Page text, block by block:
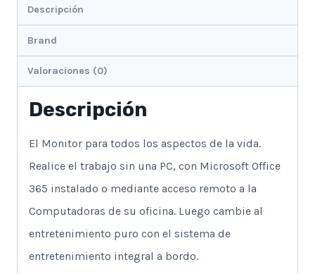
Descripción
Brand
Valoraciones (0)
Descripción
El Monitor para todos los aspectos de la vida.
Realice el trabajo sin una PC, con Microsoft Office
365 instalado o mediante acceso remoto a la
Computadoras de su oficina. Luego cambie al
entretenimiento puro con el sistema de
entretenimiento integral a bordo.